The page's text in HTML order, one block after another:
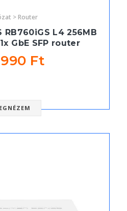
> Router
RB760iGS L4 256MB
GbE SFP router
Ft